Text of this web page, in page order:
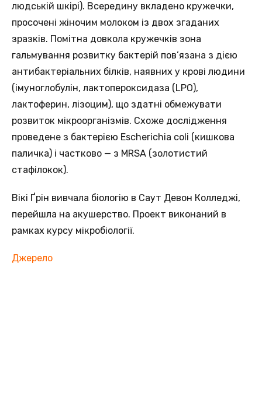
людській шкірі). Всередину вкладено кружечки,
просочені жіночим молоком із двох згаданих
зразків. Помітна довкола кружечків зона
гальмування розвитку бактерій пов’язана з дією
антибактеріальних білків, наявних у крові людини
(імуноглобулін, лактопероксидаза (LPO),
лактоферин, лізоцим), що здатні обмежувати
розвиток мікроорганізмів. Схоже дослідження
проведене з бактерією Escherichia coli (кишкова
паличка) і частково — з MRSA (золотистий
стафілокок).
Вікі Ґрін вивчала біологію в Саут Девон Колледжі,
перейшла на акушерство. Проект виконаний в
рамках курсу мікробіології.
Джерело